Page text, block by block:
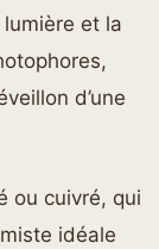
et la
d’une
ou cuivré, qui
idéale